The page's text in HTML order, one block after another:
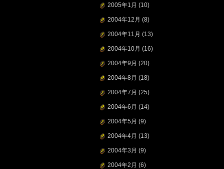
2005年1月 (10)
2004年12月 (8)
2004年11月 (13)
2004年10月 (16)
2004年9月 (20)
2004年8月 (18)
2004年7月 (25)
2004年6月 (14)
2004年5月 (9)
2004年4月 (13)
2004年3月 (9)
2004年2月 (6)